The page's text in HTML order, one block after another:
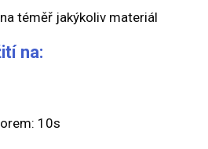
téměř jakýkoliv materiál
na:
10s